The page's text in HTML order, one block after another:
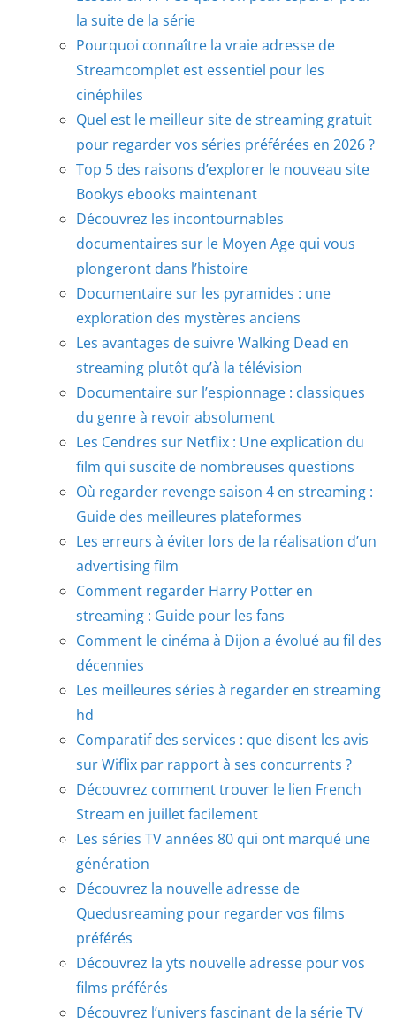
la suite de la série
Pourquoi connaître la vraie adresse de
Streamcomplet est essentiel pour les
cinéphiles
Quel est le meilleur site de streaming gratuit
pour regarder vos séries préférées en 2026 ?
Top 5 des raisons d’explorer le nouveau site
Bookys ebooks maintenant
Découvrez les incontournables
documentaires sur le Moyen Age qui vous
plongeront dans l’histoire
Documentaire sur les pyramides : une
exploration des mystères anciens
Les avantages de suivre Walking Dead en
streaming plutôt qu’à la télévision
Documentaire sur l’espionnage : classiques
du genre à revoir absolument
Les Cendres sur Netflix : Une explication du
film qui suscite de nombreuses questions
Où regarder revenge saison 4 en streaming :
Guide des meilleures plateformes
Les erreurs à éviter lors de la réalisation d’un
advertising film
Comment regarder Harry Potter en
streaming : Guide pour les fans
Comment le cinéma à Dijon a évolué au fil des
décennies
Les meilleures séries à regarder en streaming
hd
Comparatif des services : que disent les avis
sur Wiflix par rapport à ses concurrents ?
Découvrez comment trouver le lien French
Stream en juillet facilement
Les séries TV années 80 qui ont marqué une
génération
Découvrez la nouvelle adresse de
Quedusreaming pour regarder vos films
préférés
Découvrez la yts nouvelle adresse pour vos
films préférés
Découvrez l’univers fascinant de la série TV